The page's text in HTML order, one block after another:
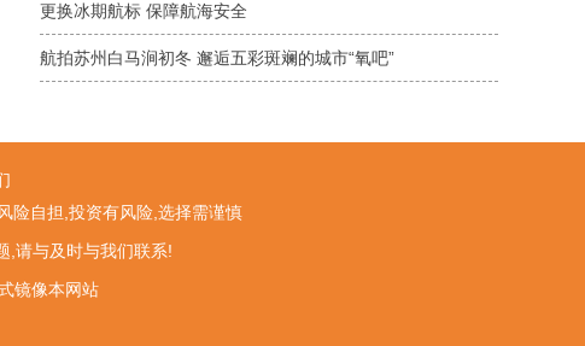
更换冰期航标 保障航海安全
航拍苏州白马涧初冬 邂逅五彩斑斓的城市“氧吧”
险自担,投资有风险,选择需谨慎
,请与及时与我们联系!
镜像本网站